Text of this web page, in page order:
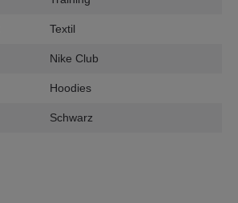
Textil
Nike Club
Hoodies
Schwarz